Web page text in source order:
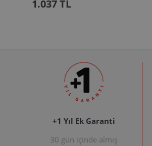
1.037 TL
+1 Yıl Ek Garanti
30 gün içinde almış